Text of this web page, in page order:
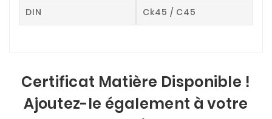
DIN Ck45 / C45
Certificat Matière Disponible !
Ajoutez-le également à votre